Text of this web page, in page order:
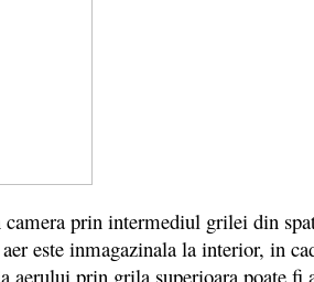
prin intermediul grilei din
este inmagazinala la interior, in
aerului prin grila superioara poate fi